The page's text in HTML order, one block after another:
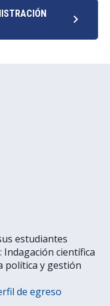
estudiantes
científica
política y gestión
de egreso